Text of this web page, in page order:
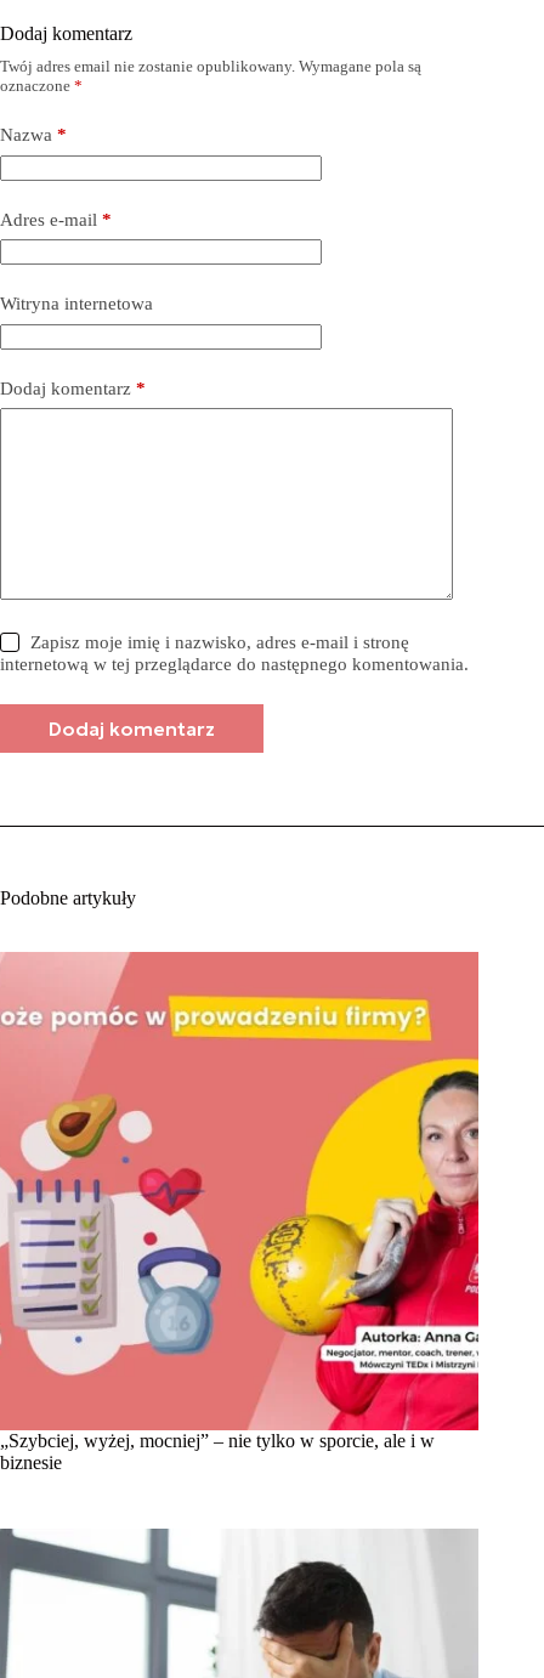
Dodaj komentarz
Twój adres email nie zostanie opublikowany. Wymagane pola są
oznaczone *
Nazwa *
Adres e-mail *
Witryna internetowa
Dodaj komentarz *
Zapisz moje imię i nazwisko, adres e-mail i stronę
internetową w tej przeglądarce do następnego komentowania.
Dodaj komentarz
Podobne artykuły
„Szybciej, wyżej, mocniej” – nie tylko w sporcie, ale i w
biznesie